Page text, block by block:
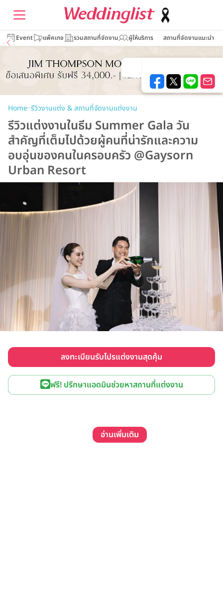
Event แพ็คเกจ รวมสถานที่จัดงาน ผู้ให้บริการ สถานที่จัดงานแนะนำ
Home–รีวิวงานแต่ง & สถานที่จัดงานแต่งงาน
รีวิวแต่งงานในธีม Summer Gala วัน
สำคัญที่เต็มไปด้วยผู้คนที่น่ารักและความ
อบอุ่นของคนในครอบครัว @Gaysorn
Urban Resort
ลงทะเบียนรับโปรแต่งงานสุดคุ้ม
ฟรี! ปรึกษาแอดมินช่วยหาสถานที่แต่งงาน
อ่านเพิ่มเติม